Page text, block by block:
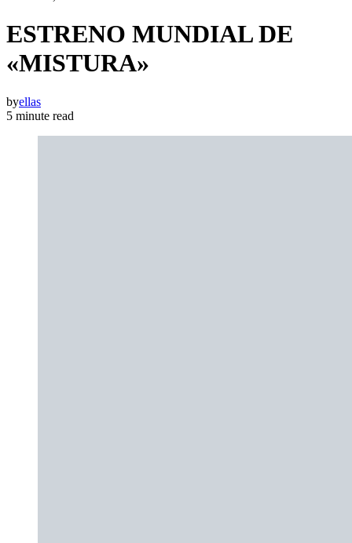
ESTRENO MUNDIAL DE
«MISTURA»
byellas
5 minute read